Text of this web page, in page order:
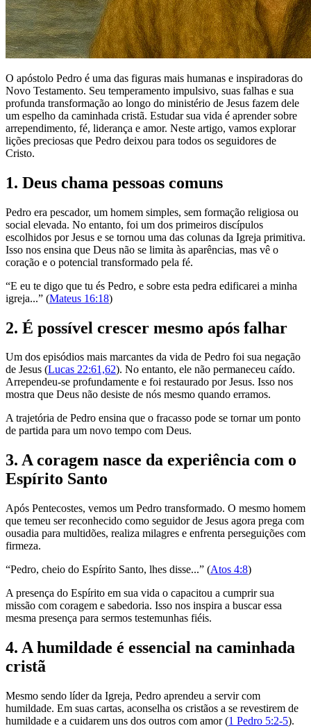
O apóstolo Pedro é uma das figuras mais humanas e inspiradoras do
Novo Testamento. Seu temperamento impulsivo, suas falhas e sua
profunda transformação ao longo do ministério de Jesus fazem dele
um espelho da caminhada cristã. Estudar sua vida é aprender sobre
arrependimento, fé, liderança e amor. Neste artigo, vamos explorar
lições preciosas que Pedro deixou para todos os seguidores de
Cristo.
1. Deus chama pessoas comuns
Pedro era pescador, um homem simples, sem formação religiosa ou
social elevada. No entanto, foi um dos primeiros discípulos
escolhidos por Jesus e se tornou uma das colunas da Igreja primitiva.
Isso nos ensina que Deus não se limita às aparências, mas vê o
coração e o potencial transformado pela fé.
“E eu te digo que tu és Pedro, e sobre esta pedra edificarei a minha
igreja...” (Mateus 16:18)
2. É possível crescer mesmo após falhar
Um dos episódios mais marcantes da vida de Pedro foi sua negação
de Jesus (Lucas 22:61,62). No entanto, ele não permaneceu caído.
Arrependeu-se profundamente e foi restaurado por Jesus. Isso nos
mostra que Deus não desiste de nós mesmo quando erramos.
A trajetória de Pedro ensina que o fracasso pode se tornar um ponto
de partida para um novo tempo com Deus.
3. A coragem nasce da experiência com o
Espírito Santo
Após Pentecostes, vemos um Pedro transformado. O mesmo homem
que temeu ser reconhecido como seguidor de Jesus agora prega com
ousadia para multidões, realiza milagres e enfrenta perseguições com
firmeza.
“Pedro, cheio do Espírito Santo, lhes disse...” (Atos 4:8)
A presença do Espírito em sua vida o capacitou a cumprir sua
missão com coragem e sabedoria. Isso nos inspira a buscar essa
mesma presença para sermos testemunhas fiéis.
4. A humildade é essencial na caminhada
cristã
Mesmo sendo líder da Igreja, Pedro aprendeu a servir com
humildade. Em suas cartas, aconselha os cristãos a se revestirem de
humildade e a cuidarem uns dos outros com amor (1 Pedro 5:2-5).